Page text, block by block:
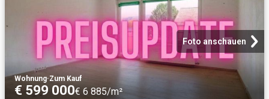
Foto anschauen
Wohnung·Zum Kauf
€ 599 000€ 6 885/m²